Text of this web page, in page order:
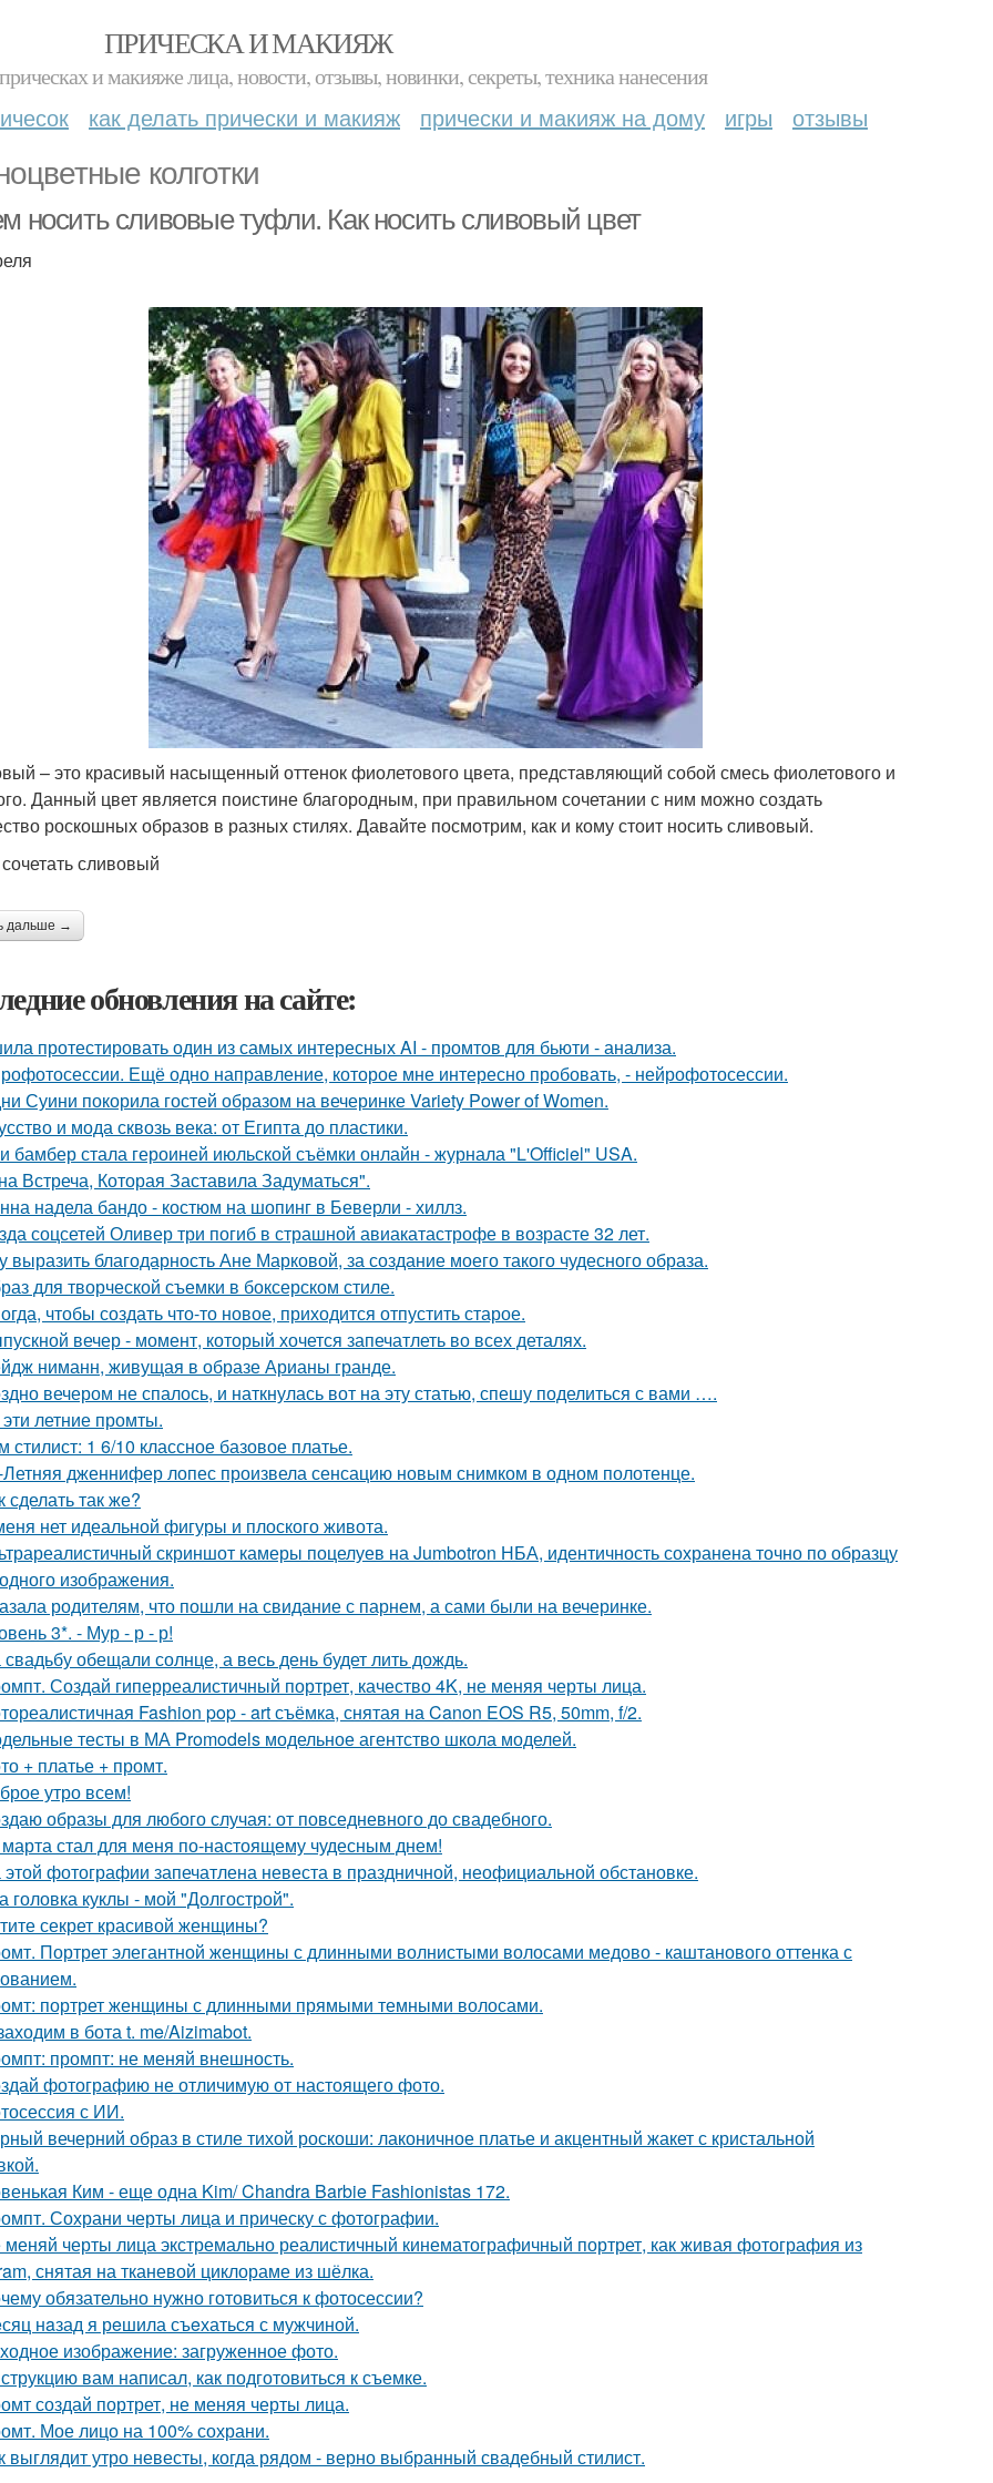
ПРИЧЕСКА И МАКИЯЖ
и макияже лица, новости, отзывы, новинки, секреты, техника нанесения
как делать прически и макияж прически и макияж на дому игры отзывы
колготки
носить сливовые туфли. Как носить сливовый цвет
– это красивый насыщенный оттенок фиолетового цвета, представляющий собой смесь фиолетового и
Данный цвет является поистине благородным, при правильном сочетании с ним можно создать
роскошных образов в разных стилях. Давайте посмотрим, как и кому стоит носить сливовый.
сливовый
дальше →
обновления на сайте:
протестировать один из самых интересных AI - промтов для бьюти - анализа.
Ещё одно направление, которое мне интересно пробовать, - нейрофотосессии.
Суини покорила гостей образом на вечеринке Variety Power of Women.
и мода сквозь века: от Египта до пластики.
бамбер стала героиней июльской съёмки онлайн - журнала "L'Officiel" USA.
Встреча, Которая Заставила Задуматься".
надела бандо - костюм на шопинг в Беверли - хиллз.
соцсетей Оливер три погиб в страшной авиакатастрофе в возрасте 32 лет.
выразить благодарность Ане Марковой, за создание моего такого чудесного образа.
для творческой съемки в боксерском стиле.
чтобы создать что-то новое, приходится отпустить старое.
вечер - момент, который хочется запечатлеть во всех деталях.
ниманн, живущая в образе Арианы гранде.
вечером не спалось, и наткнулась вот на эту статью, спешу поделиться с вами ….
летние промты.
стилист: 1 6/10 классное базовое платье.
дженнифер лопес произвела сенсацию новым снимком в одном полотенце.
сделать так же?
нет идеальной фигуры и плоского живота.
скриншот камеры поцелуев на Jumbotron НБА, идентичность сохранена точно по образцу
изображения.
родителям, что пошли на свидание с парнем, а сами были на вечеринке.
3*. - Мур - р - р!
обещали солнце, а весь день будет лить дождь.
Создай гиперреалистичный портрет, качество 4K, не меняя черты лица.
Fashion pop - art съёмка, снятая на Canon EOS R5, 50mm, f/2.
тесты в МА Promodels модельное агентство школа моделей.
+ платье + промт.
утро всем!
образы для любого случая: от повседневного до свадебного.
стал для меня по-настоящему чудесным днем!
фотографии запечатлена невеста в праздничной, неофициальной обстановке.
головка куклы - мой "Долгострой".
секрет красивой женщины?
Портрет элегантной женщины с длинными волнистыми волосами медово - каштанового оттенка с
портрет женщины с длинными прямыми темными волосами.
в бота t. me/Aizimabot.
промпт: не меняй внешность.
фотографию не отличимую от настоящего фото.
с ИИ.
вечерний образ в стиле тихой роскоши: лаконичное платье и акцентный жакет с кристальной
Ким - еще одна Kim/ Chandra Barbie Fashionistas 172.
Сохрани черты лица и прическу с фотографии.
черты лица экстремально реалистичный кинематографичный портрет, как живая фотография из
снятая на тканевой циклораме из шёлка.
обязательно нужно готовиться к фотосессии?
нaзад я рeшила съeхаться с мужчиной.
изображение: загруженное фото.
вам написал, как подготовиться к съемке.
создай портрет, не меняя черты лица.
Мое лицо на 100% сохрани.
выглядит утро невесты, когда рядом - верно выбранный свадебный стилист.